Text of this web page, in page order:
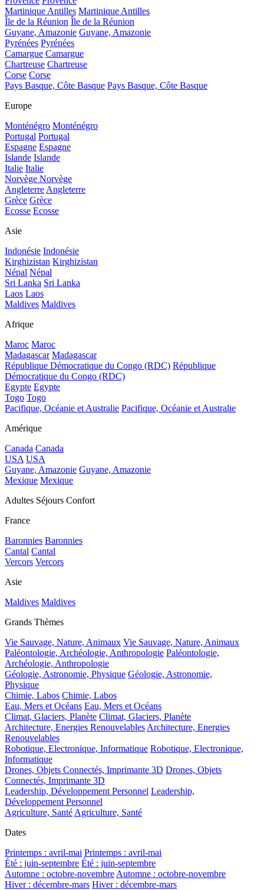
Martinique Antilles Martinique Antilles
Île de la Réunion Île de la Réunion
Guyane, Amazonie Guyane, Amazonie
Pyrénées Pyrénées
Camargue Camargue
Chartreuse Chartreuse
Corse Corse
Pays Basque, Côte Basque Pays Basque, Côte Basque
Europe
Monténégro Monténégro
Portugal Portugal
Espagne Espagne
Islande Islande
Italie Italie
Norvège Norvège
Angleterre Angleterre
Grèce Grèce
Ecosse Ecosse
Asie
Indonésie Indonésie
Kirghizistan Kirghizistan
Népal Népal
Sri Lanka Sri Lanka
Laos Laos
Maldives Maldives
Afrique
Maroc Maroc
Madagascar Madagascar
République Démocratique du Congo (RDC) République
Démocratique du Congo (RDC)
Egypte Egypte
Togo Togo
Pacifique, Océanie et Australie Pacifique, Océanie et Australie
Amérique
Canada Canada
USA USA
Guyane, Amazonie Guyane, Amazonie
Mexique Mexique
Adultes Séjours Confort
France
Baronnies Baronnies
Cantal Cantal
Vercors Vercors
Asie
Maldives Maldives
Grands Thèmes
Vie Sauvage, Nature, Animaux Vie Sauvage, Nature, Animaux
Paléontologie, Archéologie, Anthropologie Paléontologie,
Archéologie, Anthropologie
Géologie, Astronomie, Physique Géologie, Astronomie,
Physique
Chimie, Labos Chimie, Labos
Eau, Mers et Océans Eau, Mers et Océans
Climat, Glaciers, Planète Climat, Glaciers, Planète
Architecture, Energies Renouvelables Architecture, Energies
Renouvelables
Robotique, Electronique, Informatique Robotique, Electronique,
Informatique
Drones, Objets Connectés, Imprimante 3D Drones, Objets
Connectés, Imprimante 3D
Leadership, Développement Personnel Leadership,
Développement Personnel
Agriculture, Santé Agriculture, Santé
Dates
Printemps : avril-mai Printemps : avril-mai
Été : juin-septembre Été : juin-septembre
Automne : octobre-novembre Automne : octobre-novembre
Hiver : décembre-mars Hiver : décembre-mars